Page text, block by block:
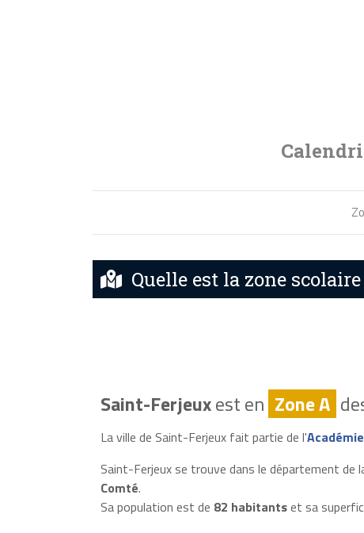
Quelle est la zone
Saint-Ferjeuxest en Zone A
La ville de Saint-Ferjeux fait partie de l'
Saint-Ferjeux se trouve dans le département de
Comté.
Sa population est de 82 habitantset sa